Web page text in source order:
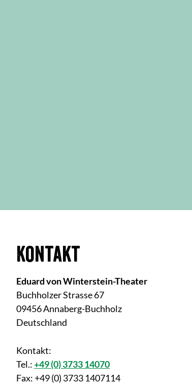
Kontakt
Eduard von Winterstein-Theater
Buchholzer Strasse 67
09456 Annaberg-Buchholz
Deutschland
Kontakt:
Tel.:+49 (0) 3733 14070
Fax:+49 (0) 3733 1407114